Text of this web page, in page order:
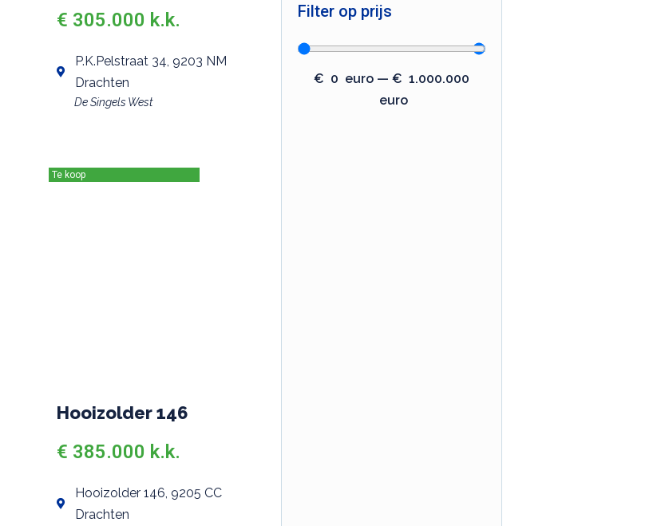
€ 305.000 k.k.
P.K.Pelstraat 34, 9203 NM
Drachten
De Singels West
Te koop
Hooizolder 146
€ 385.000 k.k.
Hooizolder 146, 9205 CC
Drachten
Filter op prijs
€ 0 euro —€ 1.000.000
euro